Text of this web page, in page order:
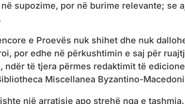
supozime, por në burime relevante; se
e Proevës nuk shihet dhe nuk
por edhe në përkushtimin e saj për
ndër të tjera përmes redaktimit të
Miscellanea Byzantino-
një arratisje apo strehë nga e